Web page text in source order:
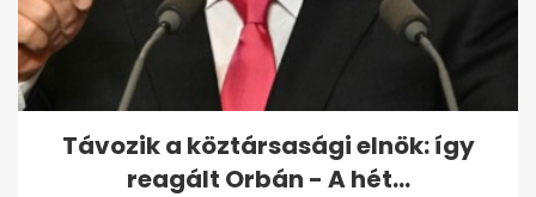
1,33 millióba került minden
egyes szék a felújított
Operaházban
Távozik a köztársasági elnök: így
reagált Orbán - A hét...